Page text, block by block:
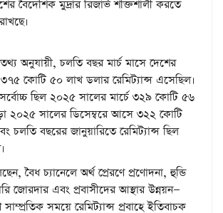
বৈদেশিক মুদ্রার রিজার্ভ শক্তিশালী করতে
তথ্য অনুযায়ী, চলতি বছর মার্চ মাসে দেশের
৩৭৫ কোটি ৫০ লাখ ডলার রেমিট্যান্স এসেছিল।
ছিল ২০২৫ সালের মার্চে ৩২৯ কোটি ৫৬
২০২৫ সালের ডিসেম্বরে আসে ৩২২ কোটি
চলতি বছরের জানুয়ারিতে রেমিট্যান্স ছিল
বৈধ চ্যানেলে অর্থ প্রেরণে প্রণোদনা, হুন্ডি
জোরদার এবং প্রবাসীদের আস্থার উন্নয়ন—
সময়ে রেমিট্যান্স প্রবাহে ইতিবাচক